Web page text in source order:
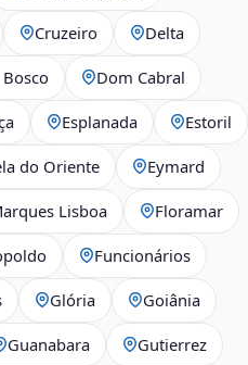
Cruzeiro Delta
Dom Cabral
Esplanada Estoril
do Oriente Eymard
Lisboa Floramar
Funcionários
Glória Goiânia
Guanabara Gutierrez